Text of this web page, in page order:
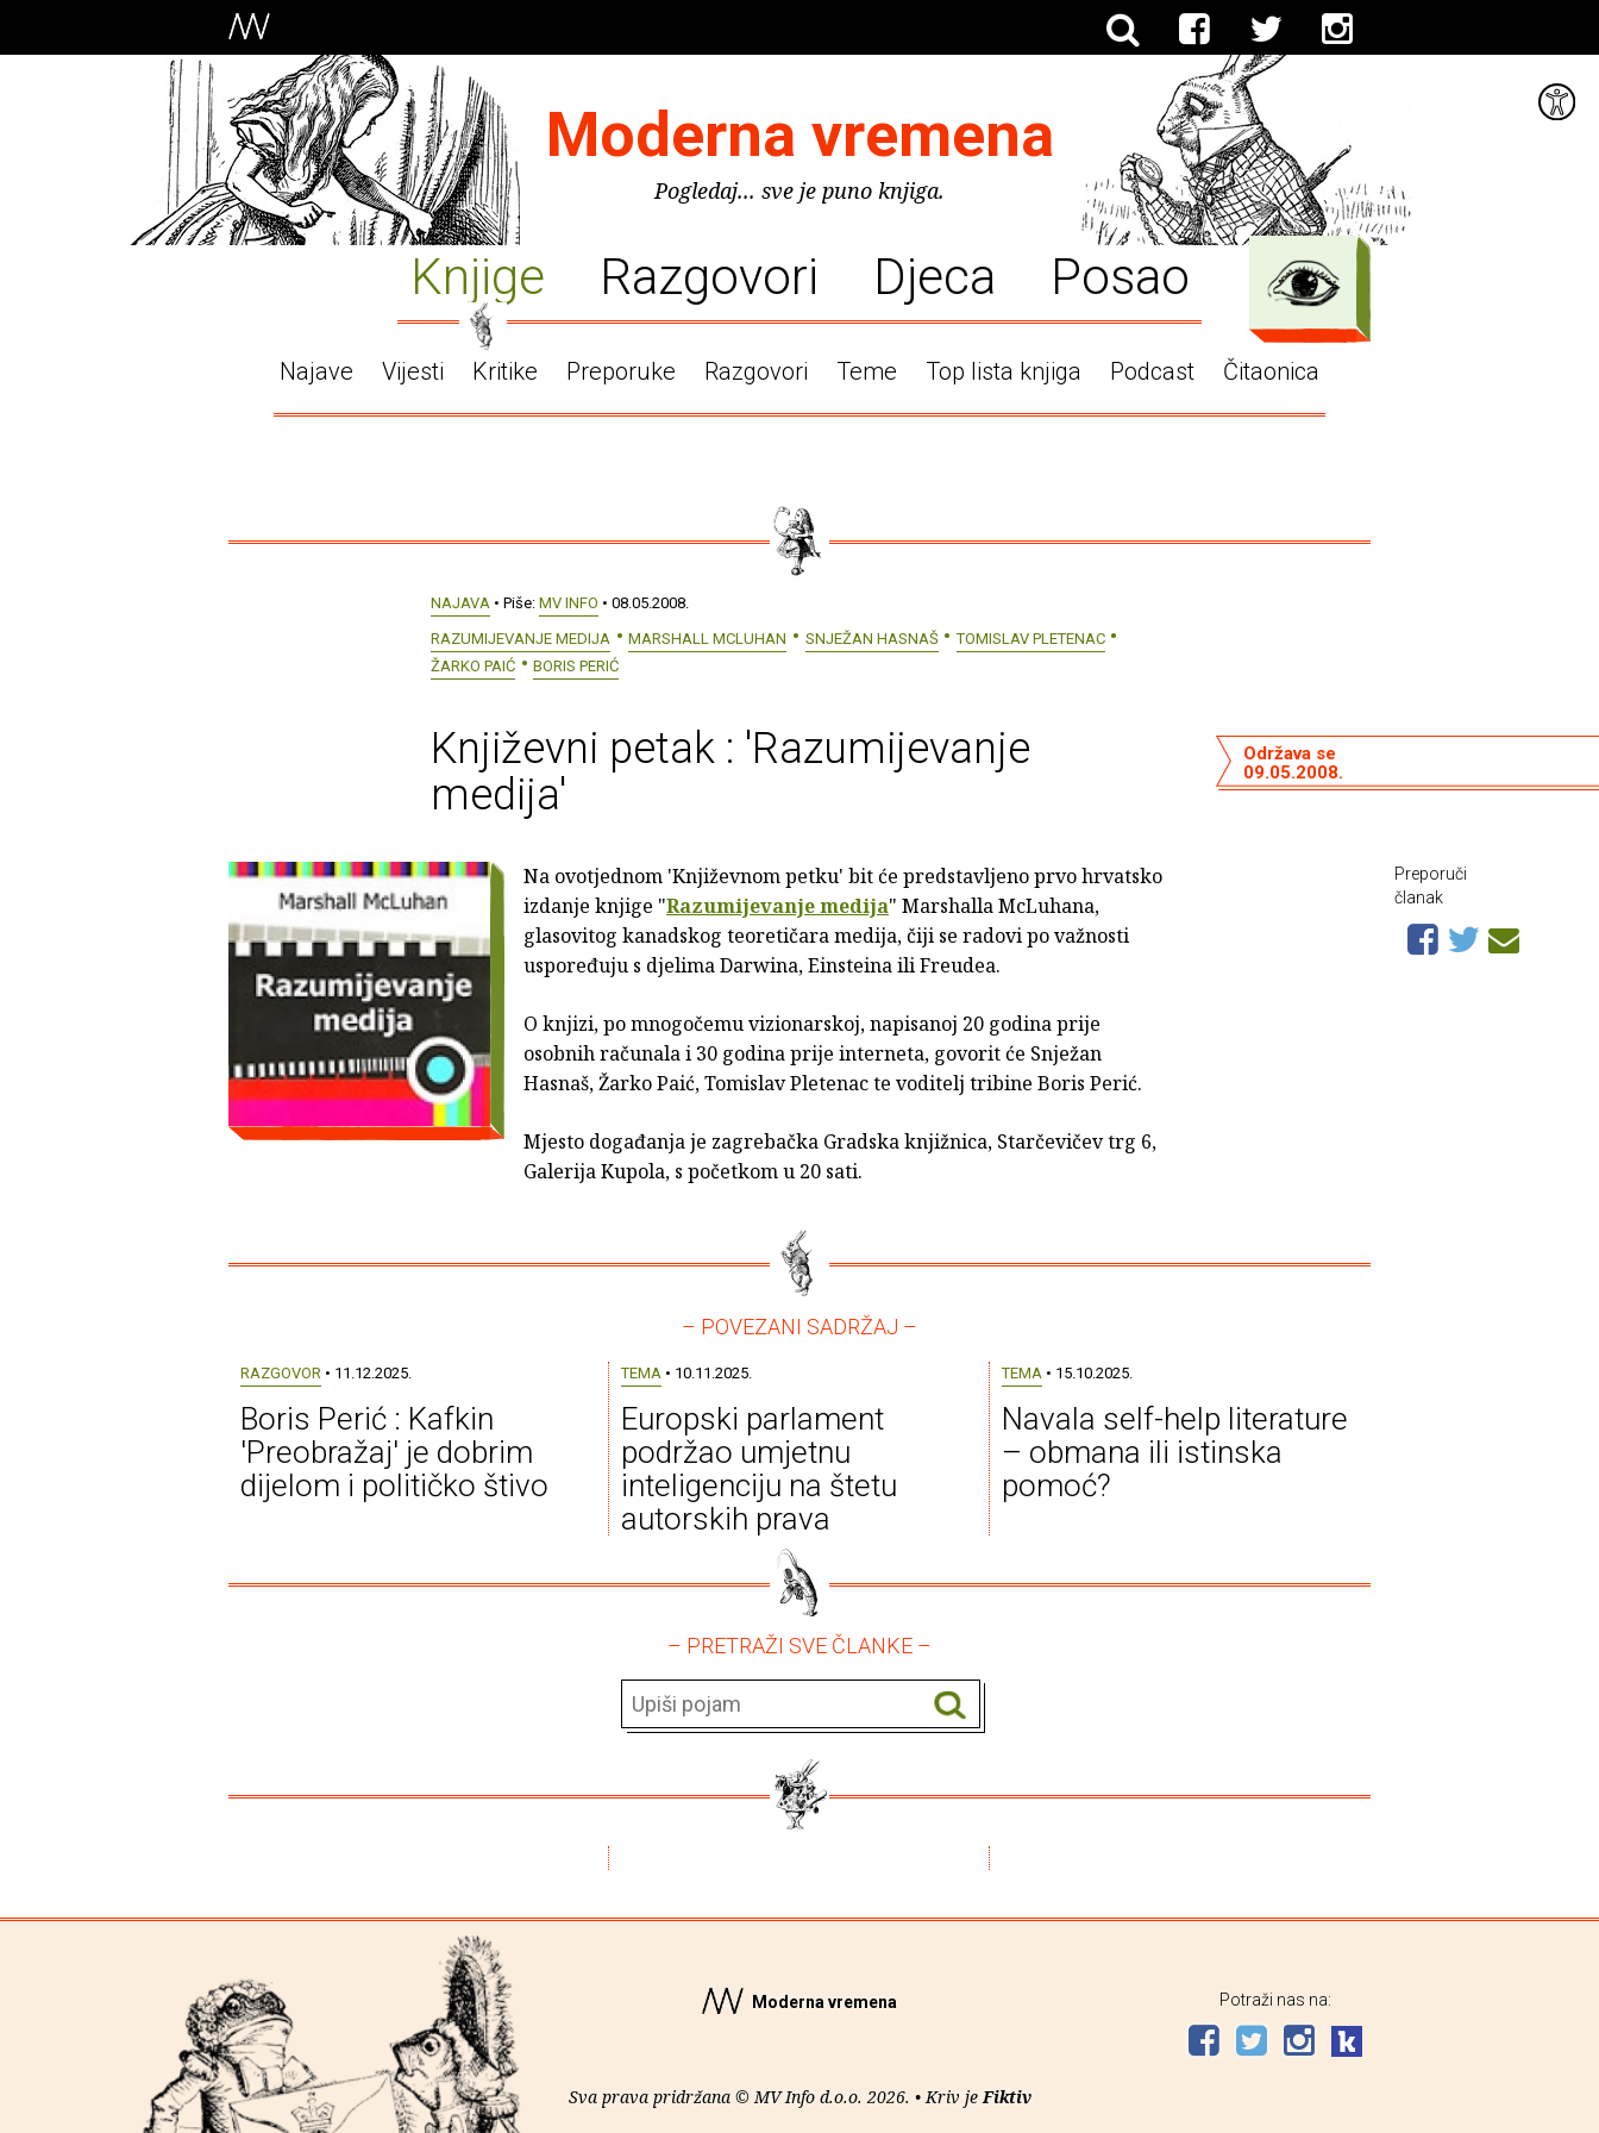
Moderna vremena
Pogledaj... sve je puno knjiga.
Knjige Razgovori Djeca Posao
Najave Vijesti Kritike Preporuke Razgovori Teme Top lista knjiga Podcast Čitaonica
NAJAVA • Piše: MV INFO • 08.05.2008.
RAZUMIJEVANJE MEDIJA
MARSHALL MCLUHAN SNJEŽAN HASNAŠ
TOMISLAV PLETENAC
ŽARKO PAIĆ
BORIS PERIĆ
Književni petak : 'Razumijevanje
medija'
Održava se
09.05.2008.
Na ovotjednom 'Književnom petku' bit će predstavljeno prvo hrvatsko
izdanje knjige "Razumijevanje medija" Marshalla McLuhana,
glasovitog kanadskog teoretičara medija, čiji se radovi po važnosti
uspoređuju s djelima Darwina, Einsteina ili Freudea.
O knjizi, po mnogočemu vizionarskoj, napisanoj 20 godina prije
osobnih računala i 30 godina prije interneta, govorit će Snježan
Hasnaš, Žarko Paić, Tomislav Pletenac te voditelj tribine Boris Perić.
Mjesto događanja je zagrebačka Gradska knjižnica, Starčevičev trg 6,
Galerija Kupola, s početkom u 20 sati.
Preporuči
članak
– POVEZANI SADRŽAJ –
RAZGOVOR • 11.12.2025.
Boris Perić : Kafkin
'Preobražaj' je dobrim
dijelom i političko štivo
TEMA • 10.11.2025.
Europski parlament
podržao umjetnu
inteligenciju na štetu
autorskih prava
TEMA • 15.10.2025.
Navala self-help literature
– obmana ili istinska
pomoć?
– PRETRAŽI SVE ČLANKE –
Moderna vremena
Sva prava pridržana © MV Info d.o.o. 2026. • Kriv je Fiktiv
Potraži nas na: